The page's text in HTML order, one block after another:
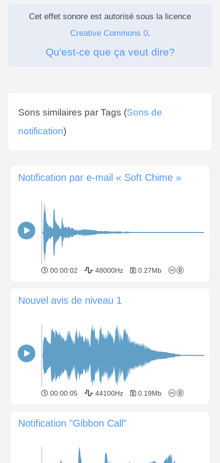
Cet effet sonore est autorisé sous la licence
Creative Commons 0.
Qu'est-ce que ça veut dire?
Sons similaires par Tags (Sons de
notification)
Notification par e-mail « Soft Chime »
00:00:02 48000Hz 0.27Mb
Nouvel avis de niveau 1
00:00:05 44100Hz 0.19Mb
Notification "Gibbon Call"